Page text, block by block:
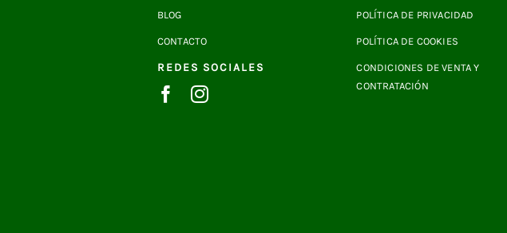
BLOG
CONTACTO
REDES SOCIALES
POLÍTICA DE PRIVACIDAD
POLÍTICA DE COOKIES
CONDICIONES DE VENTA Y
CONTRATACIÓN